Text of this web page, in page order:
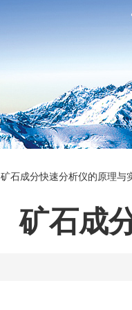
矿石成分快速分析仪的原理与
矿石成